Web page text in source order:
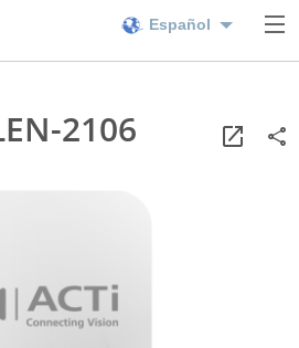
Español
2106